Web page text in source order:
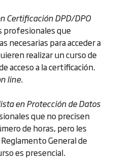
Certificación DPD/DPO
profesionales que
necesarias para acceder a
realizar un curso de
acceso a la certificación.
line.
en Protección de Datos
que no precisen
de horas, pero les
General de
es presencial.